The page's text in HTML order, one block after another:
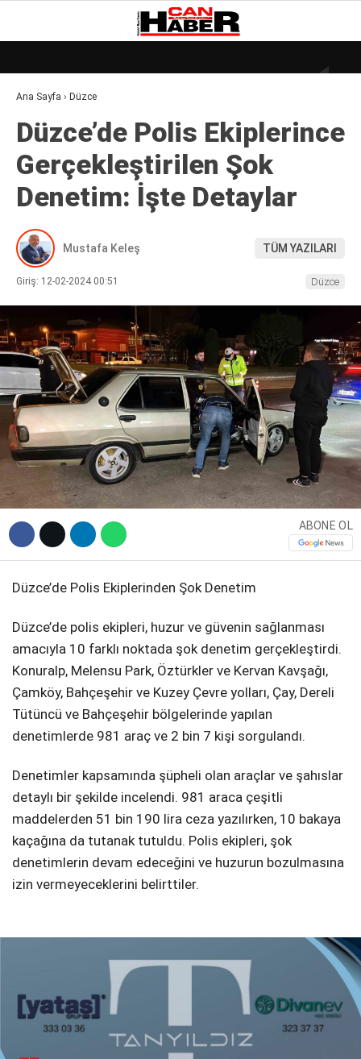
WhatsApp İhbar Hattı
Instagram
Youtube
19°
GALERİ
DÜNYA
EKONOMI
GÜNDEM
KÜLÜR – SANAT
MAGAZIN
POLITIKA
ASAYIŞ
DIĞER
Ana Sayfa › Düzce
Düzce’de Polis Ekiplerince
Gerçekleştirilen Şok
Denetim: İşte Detaylar
Mustafa Keleş TÜM YAZILARI
Giriş: 12-02-2024 00:51 Düzce
ABONE OL
Düzce’de Polis Ekiplerinden Şok Denetim
Düzce’de polis ekipleri, huzur ve güvenin sağlanması
amacıyla 10 farklı noktada şok denetim gerçekleştirdi.
Konuralp, Melensu Park, Öztürkler ve Kervan Kavşağı,
Çamköy, Bahçeşehir ve Kuzey Çevre yolları, Çay, Dereli
Tütüncü ve Bahçeşehir bölgelerinde yapılan
denetimlerde 981 araç ve 2 bin 7 kişi sorgulandı.
Denetimler kapsamında şüpheli olan araçlar ve şahıslar
detaylı bir şekilde incelendi. 981 araca çeşitli
maddelerden 51 bin 190 lira ceza yazılırken, 10 bakaya
kaçağına da tutanak tutuldu. Polis ekipleri, şok
denetimlerin devam edeceğini ve huzurun bozulmasına
izin vermeyeceklerini belirttiler.